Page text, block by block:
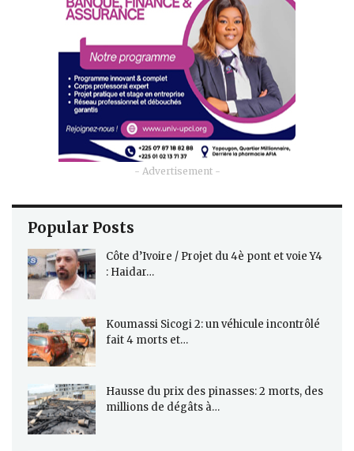
- Advertisement -
Popular Posts
Côte d’Ivoire / Projet du 4è pont et voie Y4
: Haidar…
Koumassi Sicogi 2: un véhicule incontrôlé
fait 4 morts et…
Hausse du prix des pinasses: 2 morts, des
millions de dégâts à…